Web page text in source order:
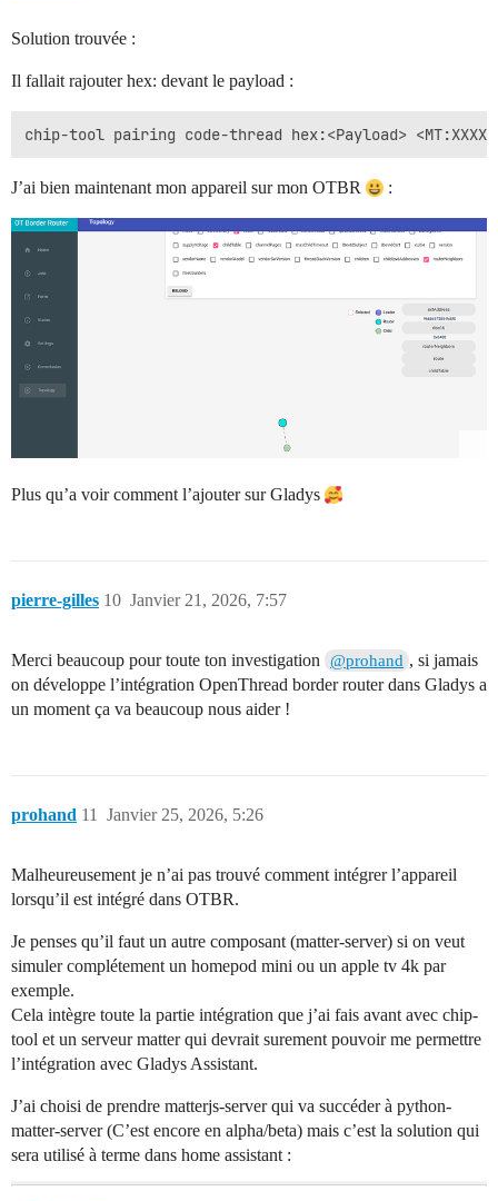
Solution trouvée :
Il fallait rajouter hex: devant le payload :
J’ai bien maintenant mon appareil sur mon OTBR :
Plus qu’a voir comment l’ajouter sur Gladys
pierre-gilles Janvier 21, 2026, 7:57
10
Merci beaucoup pour toute ton investigation @prohand , si jamais
on développe l’intégration OpenThread border router dans Gladys a
un moment ça va beaucoup nous aider !
prohand Janvier 25, 2026, 5:26
11
Malheureusement je n’ai pas trouvé comment intégrer l’appareil
lorsqu’il est intégré dans OTBR.
Je penses qu’il faut un autre composant (matter-server) si on veut
simuler complétement un homepod mini ou un apple tv 4k par
exemple.
Cela intègre toute la partie intégration que j’ai fais avant avec chip-
tool et un serveur matter qui devrait surement pouvoir me permettre
l’intégration avec Gladys Assistant.
J’ai choisi de prendre matterjs-server qui va succéder à python-
matter-server (C’est encore en alpha/beta) mais c’est la solution qui
sera utilisé à terme dans home assistant :